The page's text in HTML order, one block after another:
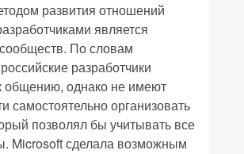
развития отношений
является
По словам
разработчики
общению, однако не имеют
самостоятельно организовать
позволял бы учитывать все
Microsoft сделала возможным